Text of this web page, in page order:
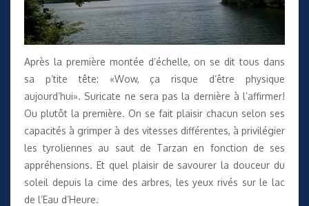
Après la première montée d’échelle, on se dit tous dans
sa p’tite tête: «Wow, ça risque d’être physique
aujourd’hui». Suricate ne sera pas la dernière à l’affirmer!
Ou plutôt la première. On se fait plaisir chacun selon ses
capacités à grimper à des vitesses différentes, à privilégier
les tyroliennes au saut de Tarzan en fonction de ses
appréhensions. Et quel plaisir de savourer la douceur du
soleil depuis la cime des arbres, les yeux rivés sur le lac
de l’Eau d’Heure.